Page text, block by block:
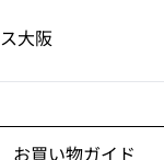
大阪
お買い物ガイド